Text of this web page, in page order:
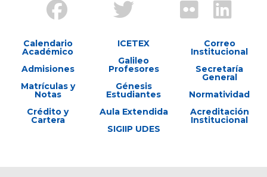
Calendario
Académico
Admisiones
Matrículas y
Notas
Crédito y
Cartera
ICETEX
Galileo
Profesores
Génesis
Estudiantes
Aula Extendida
SIGIIP UDES
Correo
Institucional
Secretaría
General
Normatividad
Acreditación
Institucional